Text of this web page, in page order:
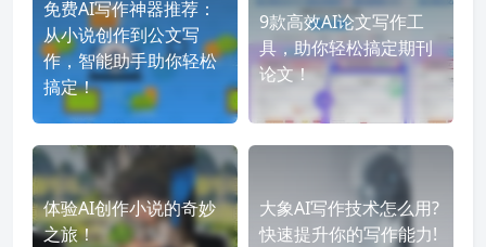
免费AI写作神器推荐：
从小说创作到公文写
作，智能助手助你轻松
搞定！
9款高效AI论文写作工
具，助你轻松搞定期刊
论文！
体验AI创作小说的奇妙
之旅！
大象AI写作技术怎么用?
快速提升你的写作能力!